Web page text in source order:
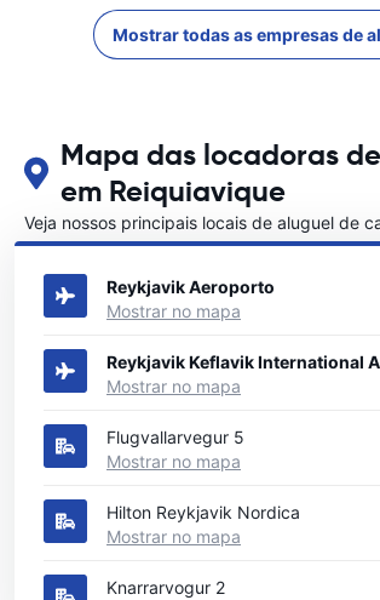
Mostrar todas as empresas de
Mapa das locadoras
em Reiquiavique
Veja nossos principais locais de aluguel de
Reiquiavique
Reykjavik Aeroporto
Mostrar no mapa
Reykjavik Keflavik International
Mostrar no mapa
Flugvallarvegur 5
Mostrar no mapa
Hilton Reykjavik Nordica
Mostrar no mapa
Knarrarvogur 2